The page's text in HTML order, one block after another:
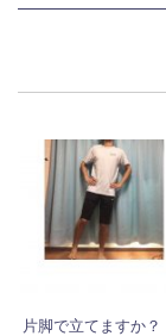
片脚で立てますか？